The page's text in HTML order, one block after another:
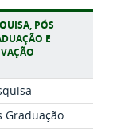
PÓS
E
Graduação